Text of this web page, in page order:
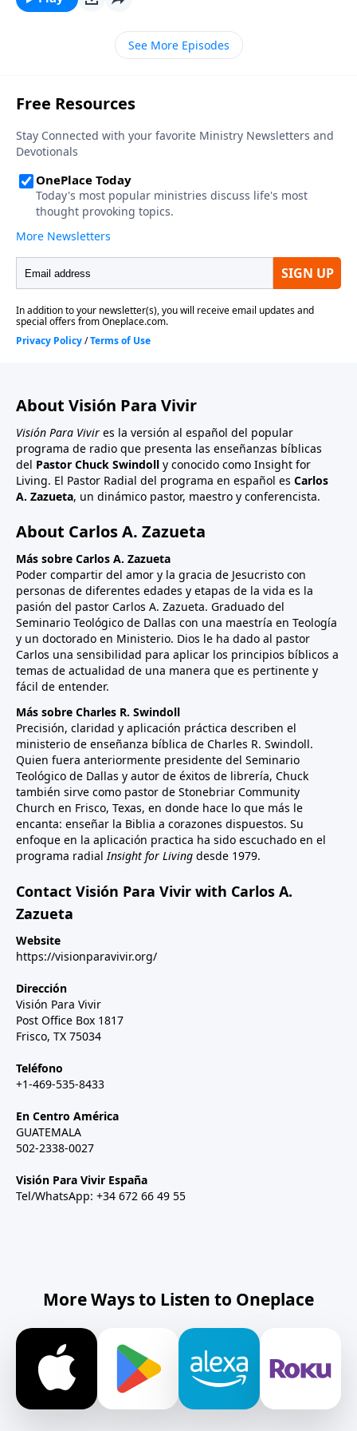
en contra el pecado canceroso que se propaga
insidiosamente a través de los órganos vitales de
nuestra nación. Nosotros podemos ayudar a que esta
comienza con nosotros, no con ellos. Nuestra
supervivencia comienza con una declaración de
dependencia. Específicamente, una dependencia en
See More Episodes
About Visión Para Vivir
Visión Para Vivir es la versión al español del popular
programa de radio que presenta las enseñanzas bíblicas
del Pastor Chuck Swindoll y conocido como Insight for
Living. El Pastor Radial del programa en español es Carlos
A. Zazueta, un dinámico pastor, maestro y conferencista.
About Carlos A. Zazueta
Más sobre Carlos A. Zazueta
Poder compartir del amor y la gracia de Jesucristo con
personas de diferentes edades y etapas de la vida es la
pasión del pastor Carlos A. Zazueta. Graduado del
Seminario Teológico de Dallas con una maestría en Teología
y un doctorado en Ministerio. Dios le ha dado al pastor
Carlos una sensibilidad para aplicar los principios bíblicos a
temas de actualidad de una manera que es pertinente y
fácil de entender.
Más sobre Charles R. Swindoll
Precisión, claridad y aplicación práctica describen el
ministerio de enseñanza bíblica de Charles R. Swindoll.
Quien fuera anteriormente presidente del Seminario
Teológico de Dallas y autor de éxitos de librería, Chuck
también sirve como pastor de Stonebriar Community
Church en Frisco, Texas, en donde hace lo que más le
encanta: enseñar la Biblia a corazones dispuestos. Su
enfoque en la aplicación practica ha sido escuchado en el
programa radialInsight for Living desde 1979.
Contact Visión Para Vivir with Carlos A.
Zazueta
Website
https://visionparavivir.org/
Dirección
Visión Para Vivir
Post Office Box 1817
Frisco, TX 75034
Teléfono
+1-469-535-8433
En Centro América
GUATEMALA
502-2338-0027
Visión Para Vivir España
Tel/WhatsApp: +34 672 66 49 55
More Ways to Listen to Oneplace